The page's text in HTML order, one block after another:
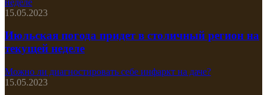
15.05.2023
Июльская погода придет в столичный регион на
текущей неделе
Можно ли диагностировать себе инфаркт на даче?
15.05.2023